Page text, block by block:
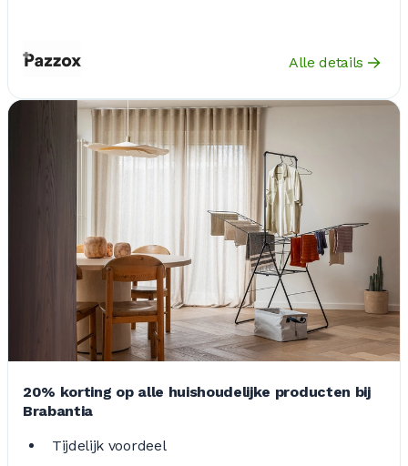
Alle details
20% korting op alle huishoudelijke producten bij
Brabantia
Tijdelijk voordeel